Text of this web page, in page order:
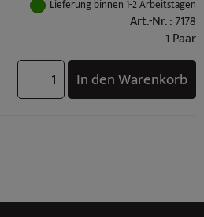
Lieferung binnen 1-2 Arbeitstagen
Art.-Nr. : 7178
1 Paar
In den Warenkorb